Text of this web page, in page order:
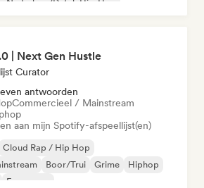
Nederhop/Dutch Hip-Hop
| Next Gen Hustle
Curator
antwoorden
Commercieel / Mainstream
aan mijn Spotify-afspeellijst(en)
Cloud Rap / Hip Hop
Boor/Trui Grime
Hiphop
Franse rap